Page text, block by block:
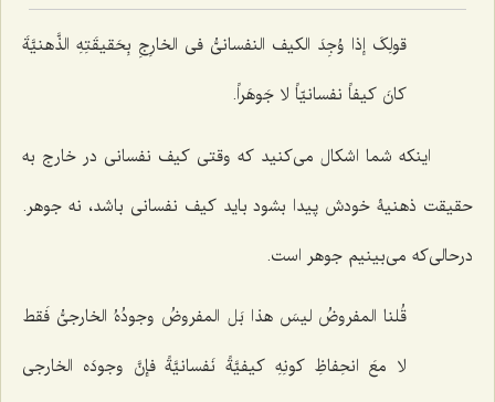
قولِکَ إذا وُجِدَ الکیف النفسانیُّ فی الخارِجِ بِحَقیقَتِهِ الذَّهنیَّةَ
کانَ کیفاً نفسانیّاً لا جَوهَراً.
اینکه شما اشکال می‌کنید که وقتی کیف نفسانی در خارج به
حقیقت ذهنیۀ خودش پیدا بشود باید کیف نفسانی باشد، نه جوهر.
درحالی‌که می‌بینیم جوهر است.
قُلنا المفروضُ لیسَ هذا بَل المفروضُ وجودُهُ الخارجیُّ فَقط
لا معَ انحِفاظِ کونِهِ کیفیَّةً نَفسانیَّةً فإنَّ وجودَه الخارجی